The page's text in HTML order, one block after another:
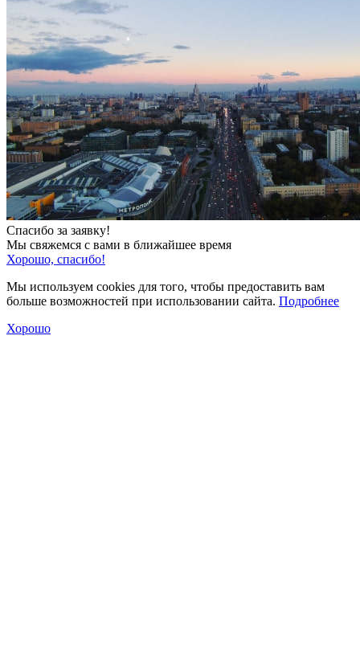
Спасибо за заявку!
Мы свяжемся с вами в ближайшее время
Хорошо, спасибо!
Мы используем cookies для того, чтобы предоставить вам
больше возможностей при использовании сайта. Подробнее
Хорошо